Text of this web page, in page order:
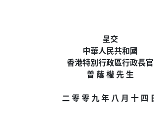
呈交
中華人民共和國
香港特別行政區行政長官
曾 蔭 權 先 生
二 零 零 九 年 八 月 十 四